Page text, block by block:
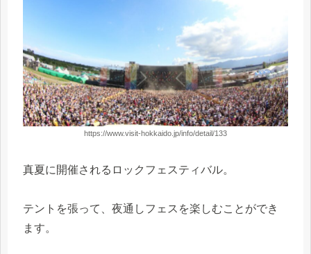
https://www.visit-hokkaido.jp/info/detail/133
真夏に開催されるロックフェスティバル。
テントを張って、夜通しフェスを楽しむことができ
ます。